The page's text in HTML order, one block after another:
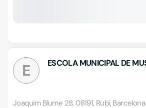
E ESCOLA MUNICIPAL DE
Joaquim Blume 28, 08191, Rubí, Barcelona